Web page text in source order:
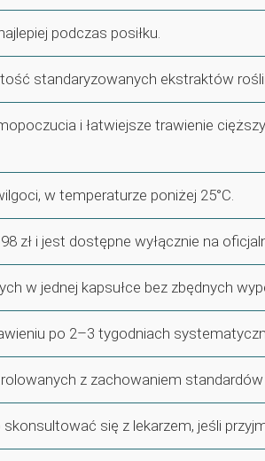
podczas posiłku.
standaryzowanych ekstraktów
i łatwiejsze trawienie
w temperaturze poniżej 25°C.
zł i jest dostępne wyłącznie na
w jednej kapsułce bez zbędnych
po 2–3 tygodniach
z zachowaniem standardów
się z lekarzem, jeśli